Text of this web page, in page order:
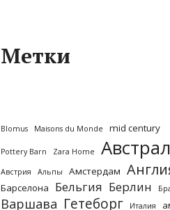
Метки
Blomus Maisons du Monde mid century
Pottery Barn Zara Home
Австрия Альпы Амстердам
Барселона Бельгия Берлин
Варшава Гетеборг Италия